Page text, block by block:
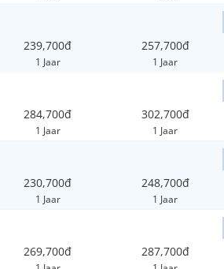
239,700đ
1 Jaar
257,700đ
1 Jaar
284,700đ
1 Jaar
302,700đ
1 Jaar
230,700đ
1 Jaar
248,700đ
1 Jaar
269,700đ 287,700đ